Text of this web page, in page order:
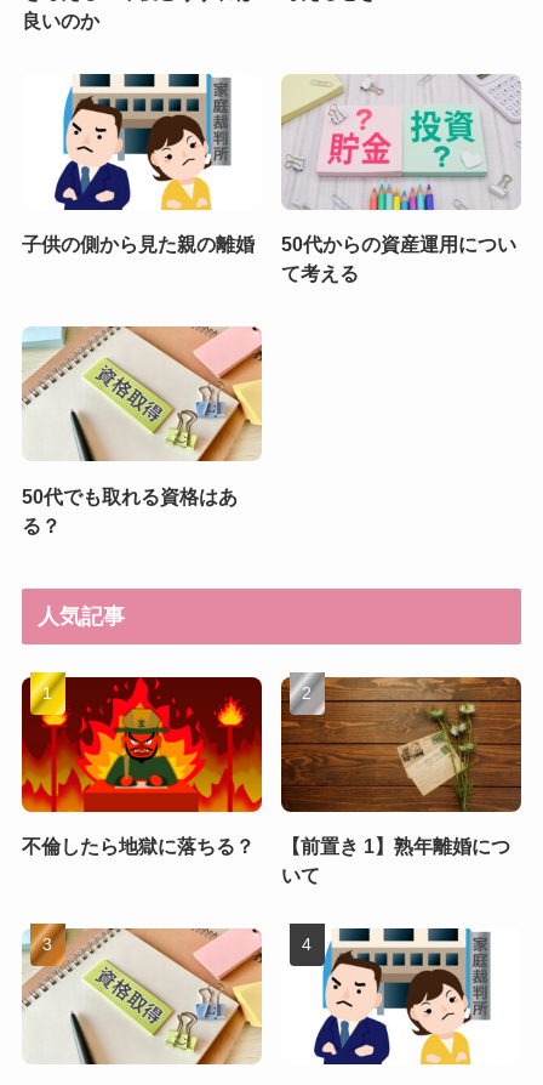
良いのか
子供の側から見た親の離婚
50代からの資産運用につい
て考える
50代でも取れる資格はあ
る？
人気記事
不倫したら地獄に落ちる？
【前置き 1】熟年離婚につ
いて